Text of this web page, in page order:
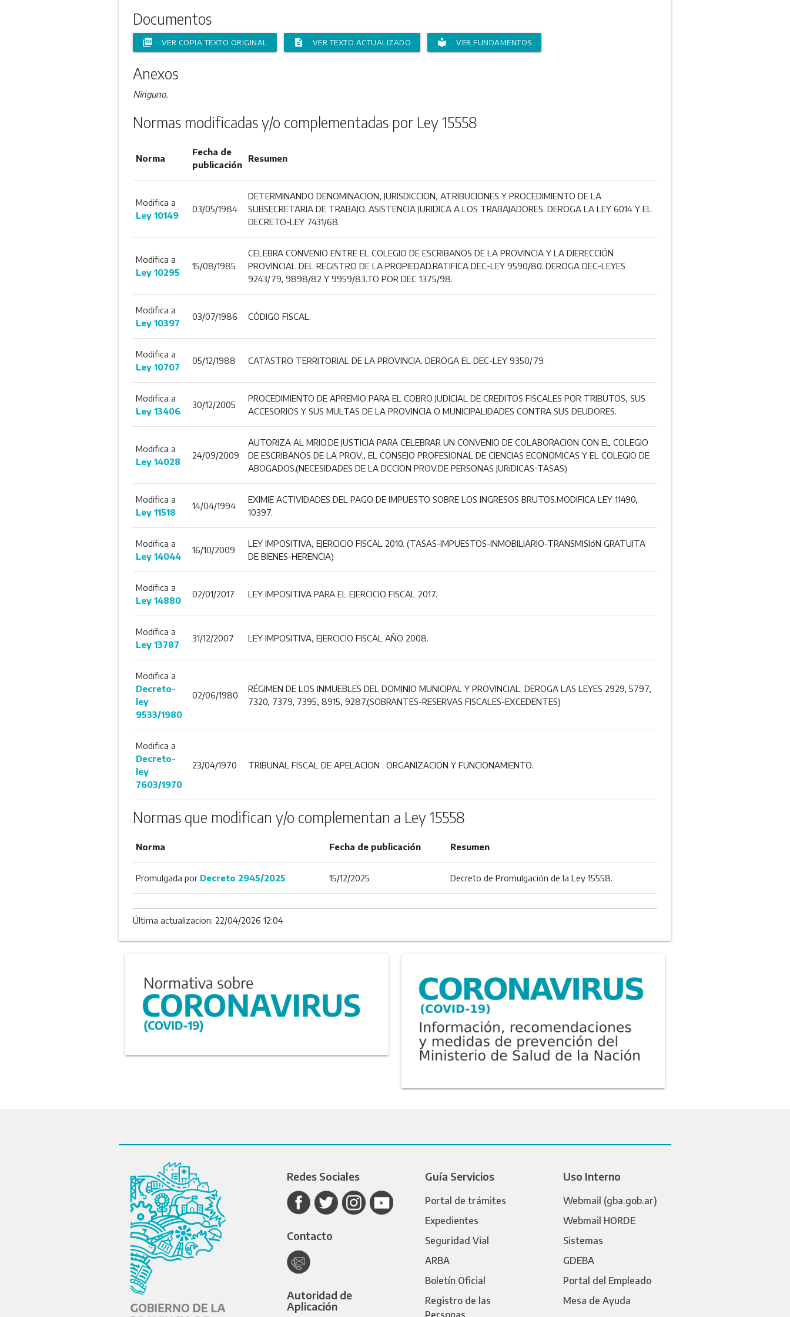
Documentos
picture_as_pdf VER COPIA TEXTO ORIGINAL description VER TEXTO ACTUALIZADO local_library VER FUNDAMENTOS
Anexos
Ninguno.
Normas modificadas y/o complementadas por Ley 15558
Norma
Fecha de
publicación
Resumen
Modifica a
Ley 10149
03/05/1984
DETERMINANDO DENOMINACION, JURISDICCION, ATRIBUCIONES Y PROCEDIMIENTO DE LA
SUBSECRETARIA DE TRABAJO. ASISTENCIA JURIDICA A LOS TRABAJADORES. DEROGA LA LEY 6014 Y EL
DECRETO-LEY 7431/68.
Modifica a
Ley 10295
15/08/1985
CELEBRA CONVENIO ENTRE EL COLEGIO DE ESCRIBANOS DE LA PROVINCIA Y LA DIERECCIÓN
PROVINCIAL DEL REGISTRO DE LA PROPIEDAD.RATIFICA DEC-LEY 9590/80. DEROGA DEC-LEYES
9243/79, 9898/82 Y 9959/83.TO POR DEC 1375/98.
Modifica a
Ley 10397
03/07/1986 CÓDIGO FISCAL.
Modifica a
Ley 10707
05/12/1988 CATASTRO TERRITORIAL DE LA PROVINCIA. DEROGA EL DEC-LEY 9350/79.
Modifica a
Ley 13406
30/12/2005
PROCEDIMIENTO DE APREMIO PARA EL COBRO JUDICIAL DE CREDITOS FISCALES POR TRIBUTOS, SUS
ACCESORIOS Y SUS MULTAS DE LA PROVINCIA O MUNICIPALIDADES CONTRA SUS DEUDORES.
Modifica a
Ley 14028
24/09/2009
AUTORIZA AL MRIO.DE JUSTICIA PARA CELEBRAR UN CONVENIO DE COLABORACION CON EL COLEGIO
DE ESCRIBANOS DE LA PROV., EL CONSEJO PROFESIONAL DE CIENCIAS ECONOMICAS Y EL COLEGIO DE
ABOGADOS.(NECESIDADES DE LA DCCION PROV.DE PERSONAS JURíDICAS-TASAS)
Modifica a
Ley 11518
14/04/1994
EXIMIE ACTIVIDADES DEL PAGO DE IMPUESTO SOBRE LOS INGRESOS BRUTOS.MODIFICA LEY 11490,
10397.
Modifica a
Ley 14044
16/10/2009
LEY IMPOSITIVA, EJERCICIO FISCAL 2010. (TASAS-IMPUESTOS-INMOBILIARIO-TRANSMISIóN GRATUITA
DE BIENES-HERENCIA)
Modifica a
Ley 14880
02/01/2017 LEY IMPOSITIVA PARA EL EJERCICIO FISCAL 2017.
Modifica a
Ley 13787
31/12/2007 LEY IMPOSITIVA, EJERCICIO FISCAL AÑO 2008.
Modifica a
Decreto-
ley
9533/1980
02/06/1980
RÉGIMEN DE LOS INMUEBLES DEL DOMINIO MUNICIPAL Y PROVINCIAL. DEROGA LAS LEYES 2929, 5797,
7320, 7379, 7395, 8915, 9287.(SOBRANTES-RESERVAS FISCALES-EXCEDENTES)
Modifica a
Decreto-
ley
7603/1970
23/04/1970 TRIBUNAL FISCAL DE APELACION . ORGANIZACION Y FUNCIONAMIENTO.
Normas que modifican y/o complementan a Ley 15558
Norma Fecha de publicación Resumen
Promulgada por Decreto 2945/2025 15/12/2025 Decreto de Promulgación de la Ley 15558.
Última actualizacion: 22/04/2026 12:04
Redes Sociales
Contacto
Autoridad de
Aplicación
Guía Servicios
Portal de trámites
Expedientes
Seguridad Vial
ARBA
Boletín Oficial
Registro de las
Personas
Uso Interno
Webmail (gba.gob.ar)
Webmail HORDE
Sistemas
GDEBA
Portal del Empleado
Mesa de Ayuda